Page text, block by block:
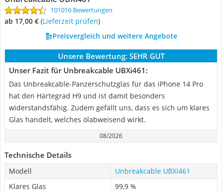
101016 Bewertungen
ab 17,00 € (Lieferzeit prüfen)
Preisvergleich und weitere Angebote
Unsere Bewertung: SEHR GUT
Unser Fazit für Unbreakcable UBXi461:
Das Unbreakcable-Panzerschutzglas für das iPhone 14 Pro
hat den Härtegrad H9 und ist damit besonders
widerstandsfähig. Zudem gefällt uns, dass es sich um klares
Glas handelt, welches ölabweisend wirkt.
08/2026
Technische Details
Modell
Unbreakcable UBXi461
Klares Glas
99,9 %